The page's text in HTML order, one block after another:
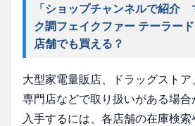
「ショップチャンネルで紹介
ク調フェイクファー テーラー
店舗でも買える？
大型家電量販店、ドラッグストア
専門店などで取り扱いがある場
入手するには、各店舗の在庫検